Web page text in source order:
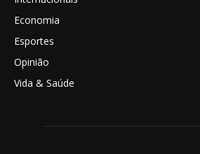
Economia
Esportes
Opinião
Vida & Saúde